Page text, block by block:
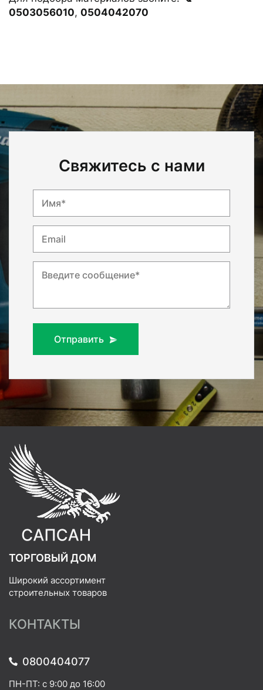
0503056010, 0504042070
Свяжитесь с нами
Имя*
Email
Введите сообщение*
Отправить
ТОРГОВЫЙ ДОМ
Широкий ассортимент
строительных товаров
КОНТАКТЫ
0800404077
ПН-ПТ: с 9:00 до 16:00